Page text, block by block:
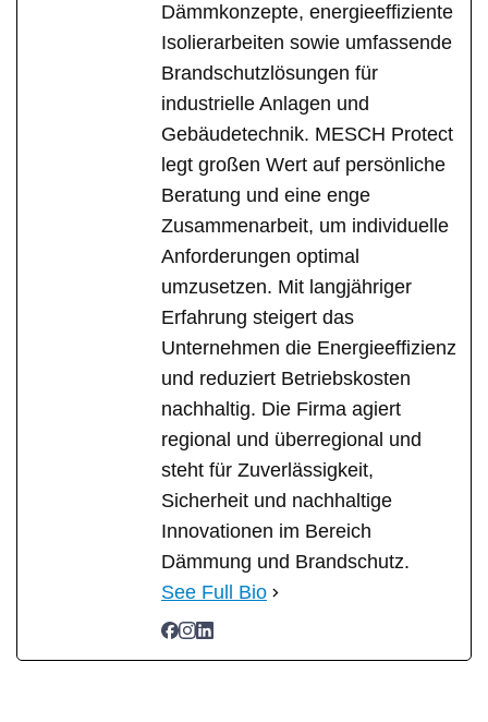
Dämmkonzepte, energieeffiziente
Isolierarbeiten sowie umfassende
Brandschutzlösungen für
industrielle Anlagen und
Gebäudetechnik. MESCH Protect
legt großen Wert auf persönliche
Beratung und eine enge
Zusammenarbeit, um individuelle
Anforderungen optimal
umzusetzen. Mit langjähriger
Erfahrung steigert das
Unternehmen die Energieeffizienz
und reduziert Betriebskosten
nachhaltig. Die Firma agiert
regional und überregional und
steht für Zuverlässigkeit,
Sicherheit und nachhaltige
Innovationen im Bereich
Dämmung und Brandschutz.
See Full Bio